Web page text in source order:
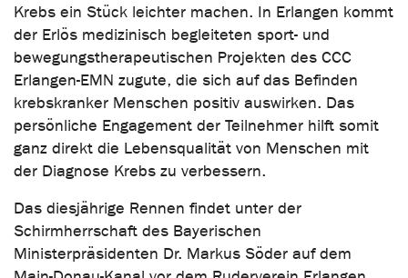
Krebs ein Stück leichter machen. In Erlangen kommt
der Erlös medizinisch begleiteten sport- und
bewegungstherapeutischen Projekten des CCC
Erlangen-EMN zugute, die sich auf das Befinden
krebskranker Menschen positiv auswirken. Das
persönliche Engagement der Teilnehmer hilft somit
ganz direkt die Lebensqualität von Menschen mit
der Diagnose Krebs zu verbessern.
Das diesjährige Rennen findet unter der
Schirmherrschaft des Bayerischen
Ministerpräsidenten Dr. Markus Söder auf dem